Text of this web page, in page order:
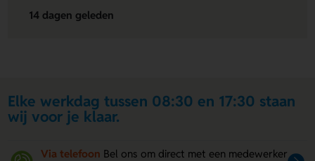
14 dagen geleden
Elke werkdag tussen 08:30 en 17:30 staan
wij voor je klaar.
Via telefoon Bel ons om direct met een medewerker